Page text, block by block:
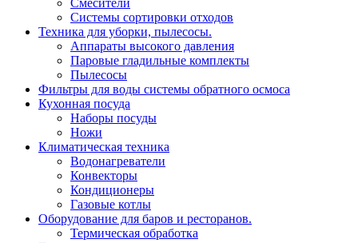
Системы сортировки отходов
Техника для уборки, пылесосы.
Аппараты высокого давления
Паровые гладильные комплекты
Пылесосы
Фильтры для воды системы обратного осмоса
Кухонная посуда
Наборы посуды
Ножи
Климатическая техника
Водонагреватели
Конвекторы
Кондиционеры
Газовые котлы
Оборудование для баров и ресторанов.
Термическая обработка